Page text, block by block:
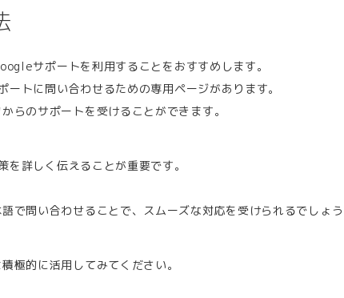
サポートを利用することをおすすめします。
トに問い合わせるための専用ページがあります。
らのサポートを受けることができます。
詳しく伝えることが重要です。
で問い合わせることで、スムーズな対応を受けられるでしょ
極的に活用してみてください。